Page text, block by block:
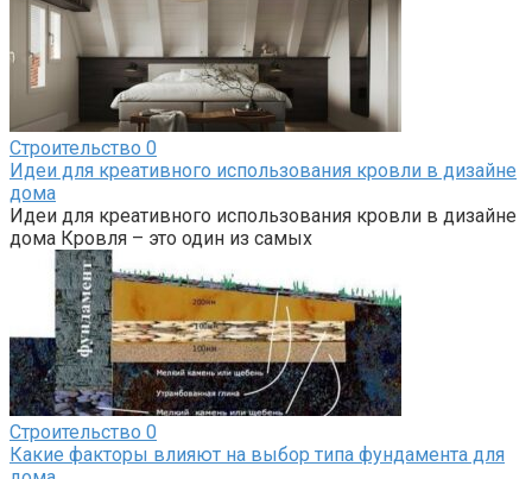
Строительство 0
Идеи для креативного использования кровли в дизайне
дома
Идеи для креативного использования кровли в дизайне
дома Кровля – это один из самых
Строительство 0
Какие факторы влияют на выбор типа фундамента для